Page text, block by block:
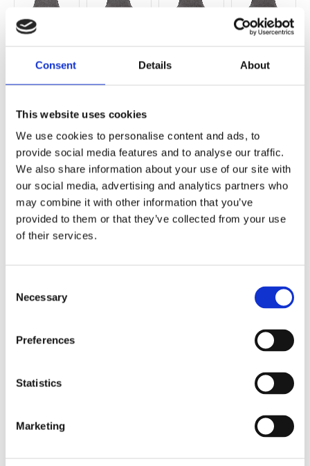
Consent Details About
This website uses cookies
We use cookies to personalise content and ads, to
provide social media features and to analyse our traffic.
We also share information about your use of our site with
our social media, advertising and analytics partners who
may combine it with other information that you’ve
provided to them or that they’ve collected from your use
of their services.
Selection
Necessary
Preferences
Statistics
Marketing
Lägg
Artikelnr
Enkel betalning med Klarna